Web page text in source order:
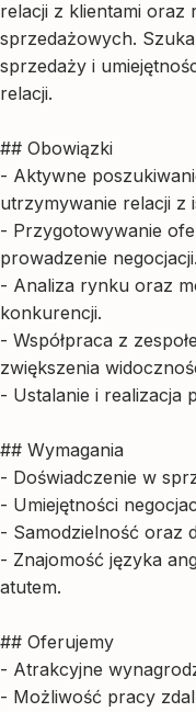
relacji z klientami oraz
sprzedażowych.
sprzedaży i
relacji.
## Obowiązki
- Aktywne
utrzymywanie relacji z
- Przygotowywanie
prowadzenie negocjacji.
- Analiza rynku oraz
konkurencji.
- Współpraca z
zwiększenia
- Ustalanie i realizacja
## Wymagania
- Doświadczenie w
- Umiejętności
- Samodzielność oraz
- Znajomość języka
atutem.
## Oferujemy
- Atrakcyjne
- Możliwość pracy